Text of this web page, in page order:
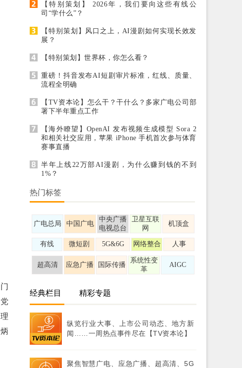
【特别策划】 2026年，我们要向这些有线公
司“学什么”？
【特别策划】风口之上，AI漫剧如何实现长效发
展？
【特别策划】世界杯，你怎么看？
重磅！抖音发布AI短剧审片标准，红线、质量、
流程全明确
【TV资本论】怎么干？干什么？多家广电公司部
署下半年重点工作
【海外瞭望】OpenAI 发布视频生成模型 Sora 2
和相关社交应用，苹果 iPhone 手机首次参与体育
赛事直播
半年上线22万部AI漫剧，为什么赚到钱的不到
1%？
热门标签
广电总局 中国广电
中央广播
电视总台
卫星互联
网
机顶盒
有线 微短剧 5G&6G 网络整合 人事
超高清 应急广播 国际传播
系统性变
革
AIGC
经典栏目 精彩专题
纵览行业大事、上市公司动态、地方新
闻……一周热点事件尽在【TV资本论】
聚焦智慧广电、应急广播、超高清、5G